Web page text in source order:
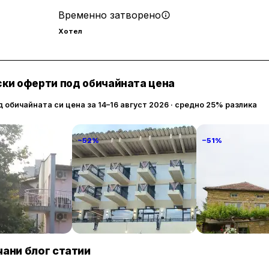
Временно затворено
Хотел
оферти под обичайната цена
обичайната си цена за 14–16 август 2026 · средно 25% разлика
68 € / нощувка
−52%
Grand Hotel & Therme
Veliko Tarnovo
Велико Търново106 € / нощувка
−51%
Villa Vin Santo
Винарово 89
блог статии